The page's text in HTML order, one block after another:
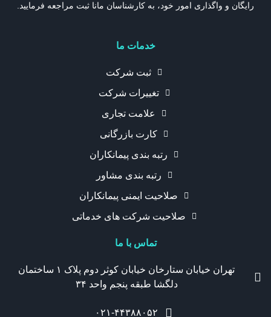
رایگان و واگذاری امور خود، به کارشناسان مانا ثبت مراجعه فرمایید.
خدمات ما
ثبت شرکت
تغییرات شرکت
علامت تجاری
کارت بازرگانی
رتبه بندی پیمانکاران
رتبه بندی مشاور
صلاحیت ایمنی پیمانکاران
صلاحیت شرکت های خدماتی
تماس با ما
تهران خیابان ستارخان خیابان کوثر دوم پلاک ۱ ساختمان
دلگشا طبقه پنجم واحد ۳۴
۰۲۱-۴۴۳۸۸۰۵۲